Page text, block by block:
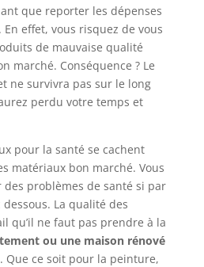
que reporter les dépenses
effet, vous risquez de vous
de mauvaise qualité
marché. Conséquence ? Le
ne survivra pas sur le long
perdu votre temps et
pour la santé se cachent
matériaux bon marché. Vous
problèmes de santé si par
La qualité des
qu’il ne faut pas prendre à la
ou une maison rénové
Que ce soit pour la peinture,